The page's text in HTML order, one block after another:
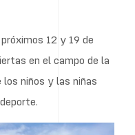
12 y 19 de
en el campo de la
los niños y las niñas